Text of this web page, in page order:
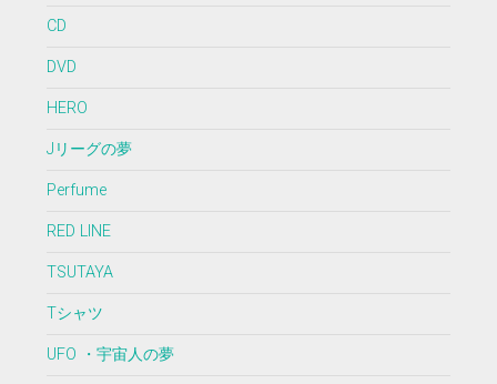
CD
DVD
HERO
Jリーグの夢
Perfume
RED LINE
TSUTAYA
Tシャツ
UFO ・宇宙人の夢